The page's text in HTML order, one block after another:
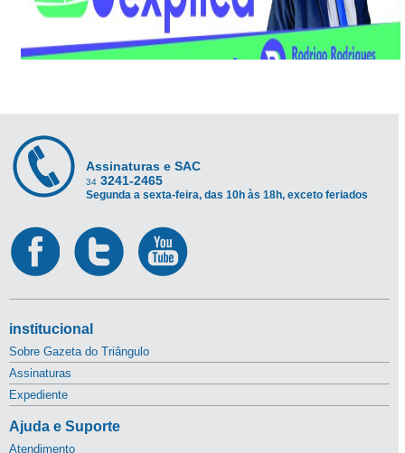
Assinaturas e SAC
34 3241-2465
Segunda a sexta-feira, das 10h às 18h, exceto feriados
institucional
Sobre Gazeta do Triângulo
Assinaturas
Expediente
Ajuda e Suporte
Atendimento